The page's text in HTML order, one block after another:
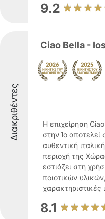
9.2
Διακριθέντες
Ciao Bella -
Η επιχείρηση
στην Ίο αποτελεί
αυθεντική
περιοχή της
εστιάζει στη
ποιοτικών
χαρακτηριστικές
8.1